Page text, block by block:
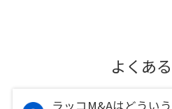
よくあ
ラッコM&Aはどうい